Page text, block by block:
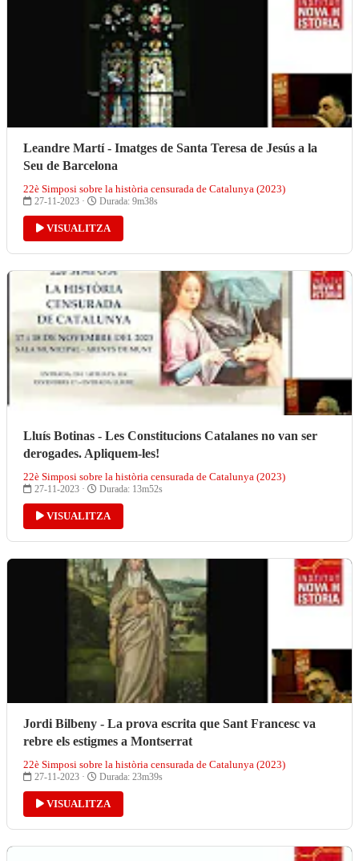
Leandre Martí - Imatges de Santa Teresa de Jesús a la
Seu de Barcelona
22è Simposi sobre la història censurada de Catalunya (2023)
27-11-2023 · Durada: 9m38s
VISUALITZA
Lluís Botinas - Les Constitucions Catalanes no van ser
derogades. Apliquem-les!
22è Simposi sobre la història censurada de Catalunya (2023)
27-11-2023 · Durada: 13m52s
VISUALITZA
Jordi Bilbeny - La prova escrita que Sant Francesc va
rebre els estigmes a Montserrat
22è Simposi sobre la història censurada de Catalunya (2023)
27-11-2023 · Durada: 23m39s
VISUALITZA